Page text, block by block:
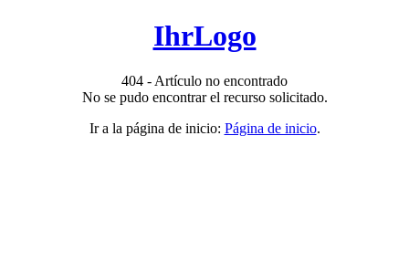
IhrLogo
404 - Artículo no encontrado
No se pudo encontrar el recurso solicitado.
Ir a la página de inicio: Página de inicio.